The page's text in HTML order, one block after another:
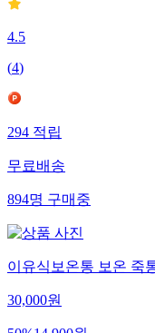
4.5
(4)
294적립
무료배송
894명구매중
이유식보온통 보온 죽
30,000원